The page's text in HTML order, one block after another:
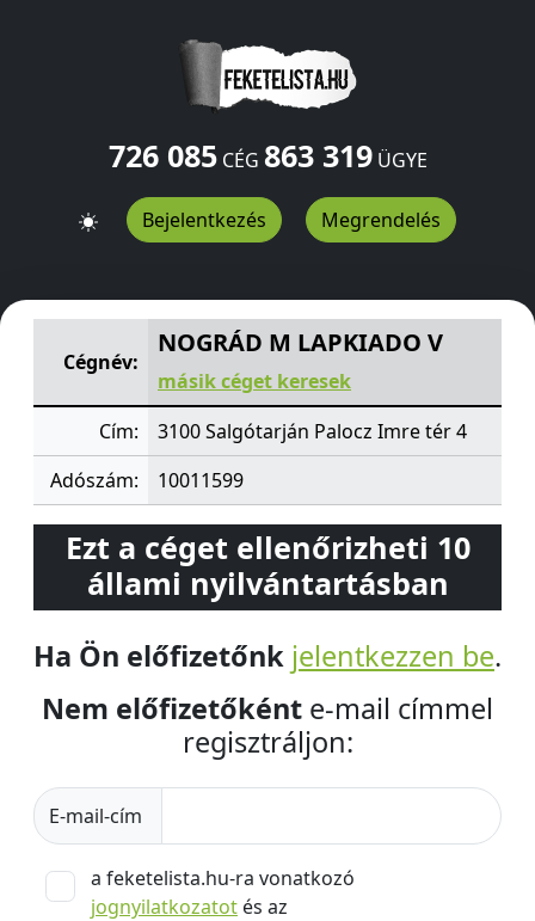
726 085CÉG 863 319ÜGYE
Bejelentkezés Megrendelés
NOGRÁD M LAPKIADO VPalocz Imre tér 4Salgótarján
Cégnév:
NOGRÁD M LAPKIADO V
másik céget keresek
Cím:
3100 Salgótarján Palocz Imre tér 4
Adószám:
10011599
Ezt a céget ellenőrizheti 10
állami nyilvántartásban
Ha Ön előfizetőnk jelentkezzen be.
Nem előfizetőként e-mail címmel
regisztráljon:
E-mail-cím
a feketelista.hu-ra vonatkozó
jognyilatkozatot és az